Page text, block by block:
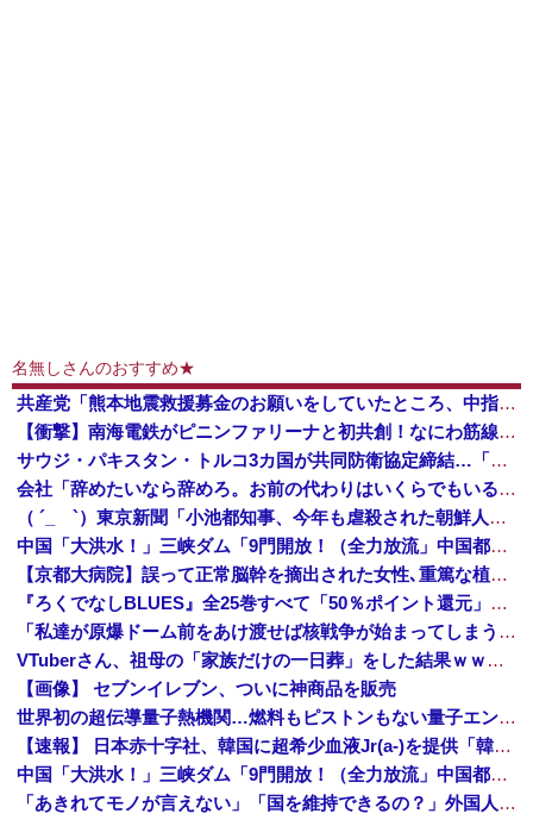
名無しさんのおすすめ★
共産党「熊本地震救援募金のお願いをしていたところ、中指を立てられました。中指がメガネに当たり、危うく怪我をするところでした」
【衝撃】南海電鉄がピニンファリーナと初共創！なにわ筋線の新型特急が凄そう
サウジ・パキスタン・トルコ3カ国が共同防衛協定締結…「イスラム版NATO」指摘も！
会社「辞めたいなら辞めろ。お前の代わりはいくらでもいる」→結果ｗｗｗｗｗｗｗｗｗ
（ ´_ゝ`）東京新聞「小池都知事、今年も虐殺された朝鮮人犠牲者らを追悼文を送付しない意向。10年連続」
中国「大洪水！」三峡ダム「9門開放！（全力放流」中国都市「三峡沿線の道路水没」中国政府「高速道路封鎖！」中国ダム「緊急放流に合わせて開門（土砂崩れ発生」→
【京都大病院】誤って正常脳幹を摘出された女性､重篤な植物状態だが意識は正常で何かを思考していると判明
『ろくでなしBLUES』全25巻すべて「50％ポイント還元」セール！8,930円分返ってくる！全42巻分収録の文庫版！ヤンキー漫画の頂点！ジャン...
「私達が原爆ドーム前をあけ渡せば核戦争が始まってしまう」と訴える市民団体、それを聞いた被爆3世の人が……
VTuberさん、祖母の「家族だけの一日葬」をした結果ｗｗｗｗｗｗｗ
【画像】 セブンイレブン、ついに神商品を販売
世界初の超伝導量子熱機関…燃料もピストンもない量子エンジンが回った！
【速報】 日本赤十字社、韓国に超希少血液Jr(a-)を提供「韓国内では適合する血液を確保できなかった」※今回で4回目
中国「大洪水！」三峡ダム「9門開放！（全力放流」中国都市「三峡沿線の道路水没」中国政府「高速道路封鎖！」中国ダム「緊急放流に合わせて開門（土砂崩れ発生」→
「あきれてモノが言えない」「国を維持できるの？」外国人の永住許可要件の厳格化で在日中国人の本音は？